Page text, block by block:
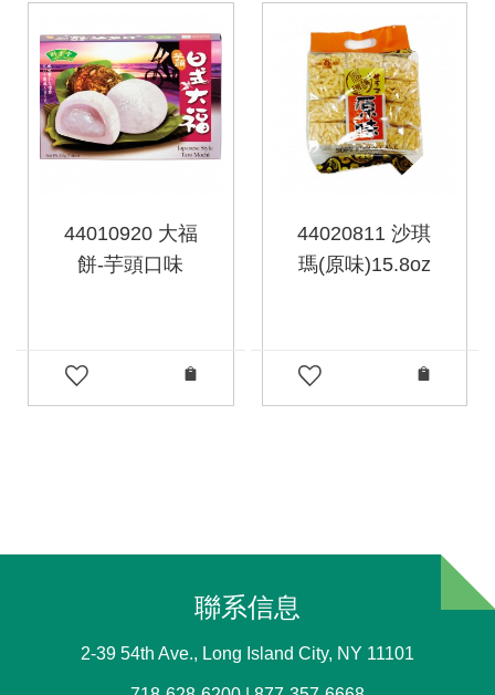
44010920 大福
餅-芋頭口味
44020811 沙琪
瑪(原味)15.8oz
聯系信息
2-39 54th Ave., Long Island City, NY 11101